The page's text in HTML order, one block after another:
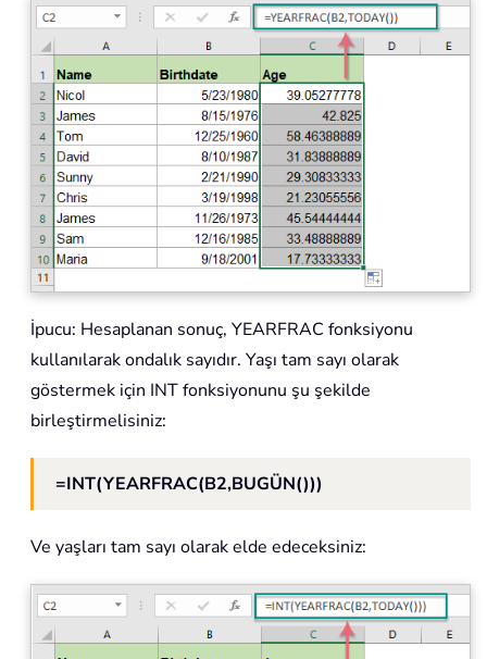
İpucu: Hesaplanan sonuç, YEARFRAC fonksiyonu
kullanılarak ondalık sayıdır. Yaşı tam sayı olarak
göstermek için INT fonksiyonunu şu şekilde
birleştirmelisiniz:
=INT(YEARFRAC(B2,BUGÜN()))
Ve yaşları tam sayı olarak elde edeceksiniz: